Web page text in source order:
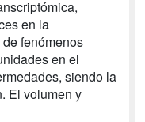
en la
fenómenos
en el
siendo la
El volumen y